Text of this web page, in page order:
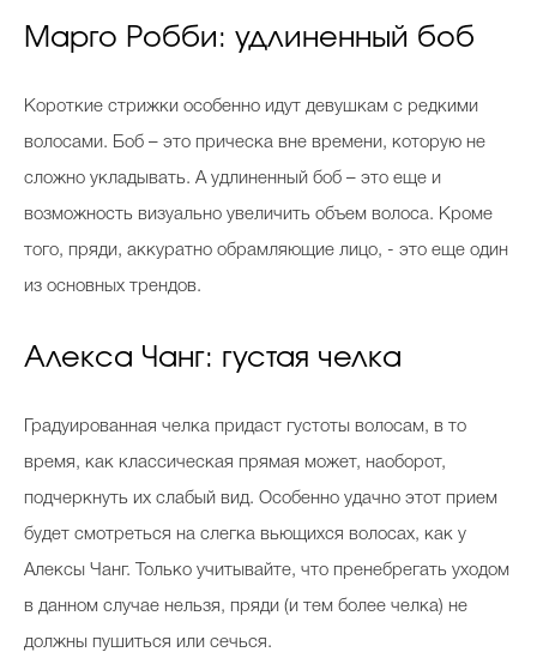
Марго Робби: удлиненный боб
Короткие стрижки особенно идут девушкам с редкими
волосами. Боб – это прическа вне времени, которую не
сложно укладывать. А удлиненный боб – это еще и
возможность визуально увеличить объем волоса. Кроме
того, пряди, аккуратно обрамляющие лицо, - это еще один
из основных трендов.
Алекса Чанг: густая челка
Градуированная челка придаст густоты волосам, в то
время, как классическая прямая может, наоборот,
подчеркнуть их слабый вид. Особенно удачно этот прием
будет смотреться на слегка вьющихся волосах, как у
Алексы Чанг. Только учитывайте, что пренебрегать уходом
в данном случае нельзя, пряди (и тем более челка) не
должны пушиться или сечься.